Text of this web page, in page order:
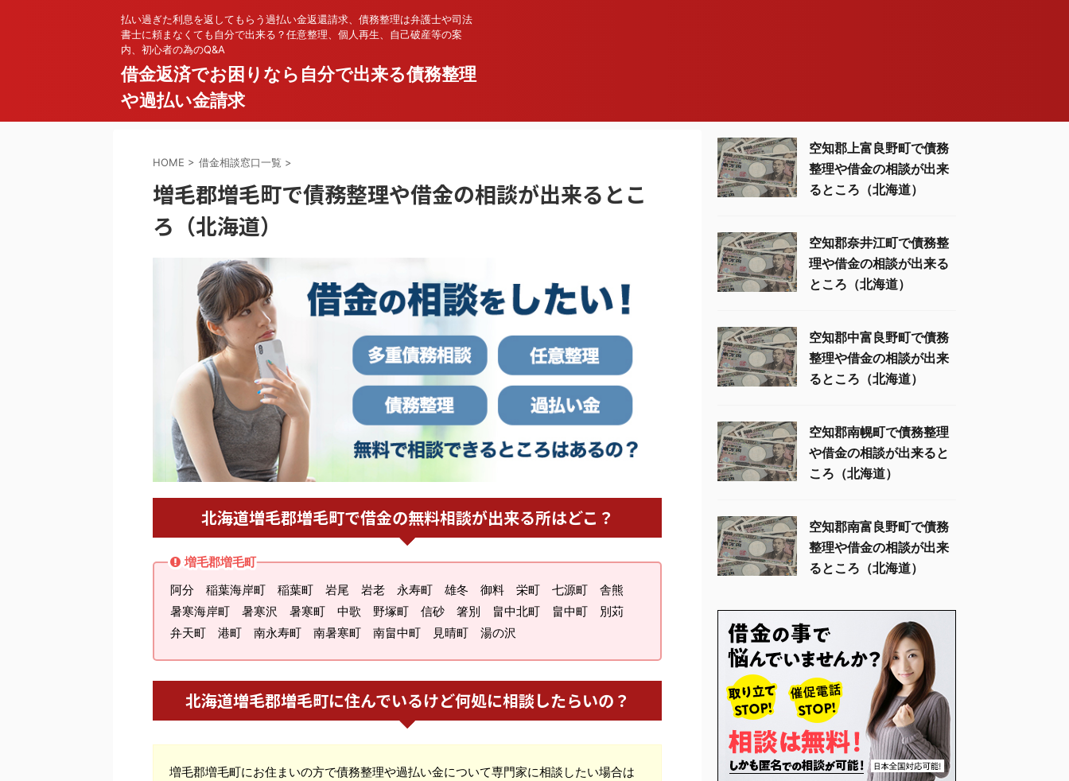
払い過ぎた利息を返してもらう過払い金返還請求、債務整理は弁護士や司法
書士に頼まなくても自分で出来る？任意整理、個人再生、自己破産等の案
内、初心者の為のQ&A
借金返済でお困りなら自分で出来る債務整理
や過払い金請求
HOME > 借金相談窓口一覧 >
増毛郡増毛町で債務整理や借金の相談が出来るとこ
ろ（北海道）
北海道増毛郡増毛町で借金の無料相談が出来る所はどこ？
増毛郡増毛町
阿分 稲葉海岸町 稲葉町 岩尾 岩老 永寿町 雄冬 御料 栄町 七源町 舎熊
暑寒海岸町 暑寒沢 暑寒町 中歌 野塚町 信砂 箸別 畠中北町 畠中町 別苅
弁天町 港町 南永寿町 南暑寒町 南畠中町 見晴町 湯の沢
北海道増毛郡増毛町に住んでいるけど何処に相談したらいの？
増毛郡増毛町にお住まいの方で債務整理や過払い金について専門家に相談したい場合は
空知郡上富良野町で債務
整理や借金の相談が出来
るところ（北海道）
空知郡奈井江町で債務整
理や借金の相談が出来る
ところ（北海道）
空知郡中富良野町で債務
整理や借金の相談が出来
るところ（北海道）
空知郡南幌町で債務整理
や借金の相談が出来ると
ころ（北海道）
空知郡南富良野町で債務
整理や借金の相談が出来
るところ（北海道）